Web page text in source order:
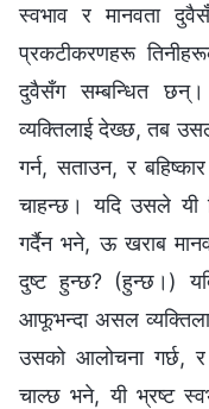
स्वभाव र मानवता
प्रकटीकरणहरू
दुवैसँग सम्बन्धित
व्यक्तिलाई देख्छ, तब
गर्न, सताउन, र
चाहन्छ। यदि उसले यी
गर्दैन भने, ऊ खराब
दुष्ट हुन्छ? (हुन्छ।)
आफूभन्दा असल
उसको आलोचना गर्छ,
चाल्छ भने, यी भ्रष्ट